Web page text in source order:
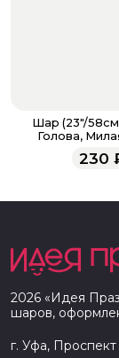
Шар (23"/
Голова,
230
2026 «Идея
шаров,
г. Уфа, Проспект